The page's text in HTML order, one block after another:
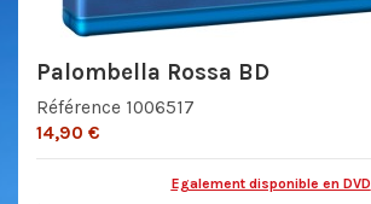
Palombella Rossa BD
Référence 1006517
14,90 €
Egalement disponible en DVD